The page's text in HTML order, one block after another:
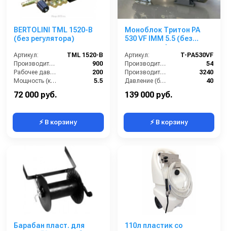
BERTOLINI TML 1520-B
(без регулятора)
Артикул:
TML 1520-B
Производительность (л/ч):
900
Рабочее давление (бар):
200
Мощность (кВт):
5.5
72 000 руб.
⚡ В корзину
Моноблок Тритон PA
530 VF IMM 5.5 (без
регулятора)
Артикул:
T-PA530VF
Производительность (л/мин):
54
Производительность (л/ч):
3240
Давление (бар):
40
139 000 руб.
⚡ В корзину
Барабан пласт. для
110л пластик со